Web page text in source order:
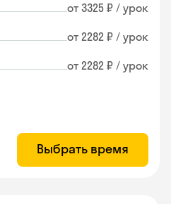
от 3325 ₽ / урок
от 2282 ₽ / урок
от 2282 ₽ / урок
Выбрать время